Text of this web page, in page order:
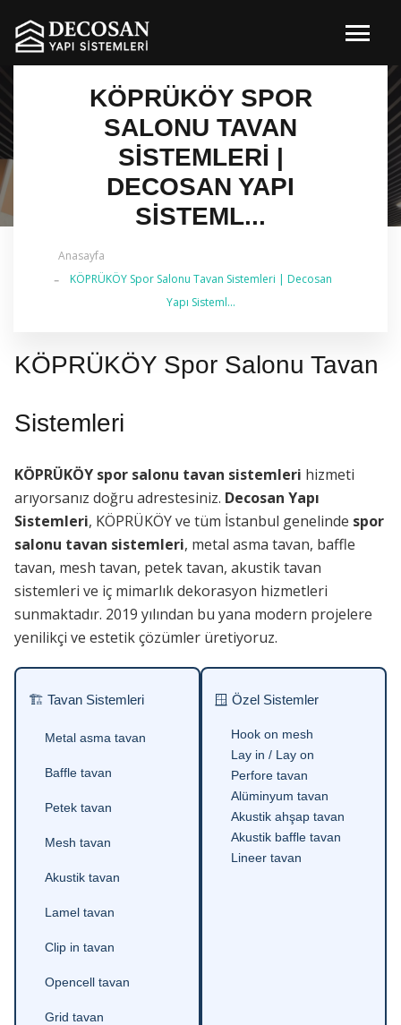
KÖPRÜKÖY SPOR
SALONU TAVAN
SISTEMLERI |
DECOSAN YAPI
SISTEML...
Anasayfa
KÖPRÜKÖY Spor Salonu Tavan Sistemleri | Decosan
Yapı Sisteml...
✔ 2026 Güncel — İstanbul Genelinde Metal Asma
KÖPRÜKÖY Spor Salonu Tavan
Sistemleri
KÖPRÜKÖY spor salonu tavan sistemleri hizmeti
arıyorsanız doğru adrestesiniz. Decosan Yapı
Sistemleri, KÖPRÜKÖY ve tüm İstanbul genelinde spor
salonu tavan sistemleri, metal asma tavan, baffle
tavan, mesh tavan, petek tavan, akustik tavan
sistemleri ve iç mimarlık dekorasyon hizmetleri
sunmaktadır. 2019 yılından bu yana modern projelere
yenilikçi ve estetik çözümler üretiyoruz.
🏗 Tavan Sistemleri
Metal asma tavan
Baffle tavan
Petek tavan
Mesh tavan
Akustik tavan
Lamel tavan
Clip in tavan
Opencell tavan
Grid tavan
🪟 Özel Sistemler
Hook on mesh
Lay in / Lay on
Perfore tavan
Alüminyum tavan
Akustik ahşap tavan
Akustik baffle tavan
Lineer tavan